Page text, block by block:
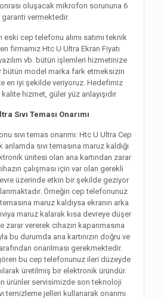
oluşacak mikrofon sorununa 6
garanti vermektedir.
eski cep telefonu alımı satımı teknik
firmamız Htc U Ultra Ekran Fiyatı
vb. bütün işlemleri hizmetinize
bütün model marka fark etmeksizin
en iyi şekilde veriyoruz. Hedefimiz
hizmet, güler yüz anlayışıdır
Sıvı Teması Onarımı
sıvı temas onarımı: Htc U Ultra Cep
sıvı temasına maruz kaldığı
ünitesi olan ana kartından zarar
çalışması için var olan gerekli
üzerinde etkin bir şekilde geziyor
Örneğin cep telefonunuz
temasına maruz kaldıysa ekranın arka
maruz kalarak kısa devreye düşer
zarar vererek cihazın kapanmasına
bu durumda ana kartınızın doğru ve
onarılması gerekmektedir.
bu cep telefonunuz ileri düzeyde
üretilmiş bir elektronik üründür.
ürünler servisimizde son teknoloji
temizleme jelleri kullanarak onarımı